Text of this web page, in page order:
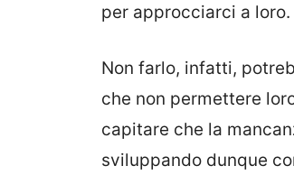
per approcciarci a loro.
Non farlo, infatti,
che non permettere
capitare che la
sviluppando dunque